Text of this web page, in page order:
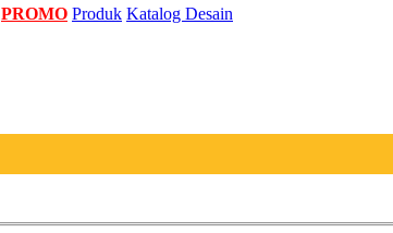
PROMO Produk Katalog Desain